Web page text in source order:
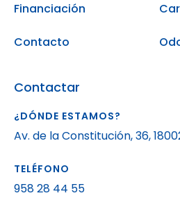
Financiación
Contacto
Contactar
¿DÓNDE ESTAMOS?
Av. de la Constitución, 36,
TELÉFONO
958 28 44 55